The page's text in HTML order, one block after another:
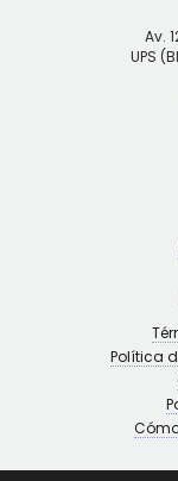
Av.
UPS
Política